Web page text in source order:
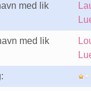
med lik
med lik